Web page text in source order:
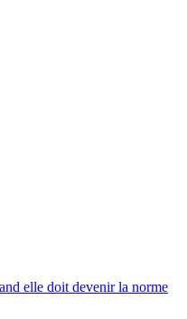
elle doit devenir la norme